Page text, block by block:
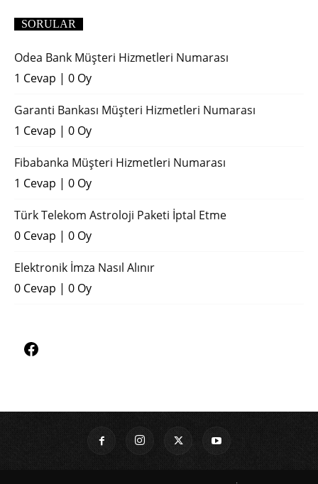
SORULAR
Odea Bank Müşteri Hizmetleri Numarası
1 Cevap | 0 Oy
Garanti Bankası Müşteri Hizmetleri Numarası
1 Cevap | 0 Oy
Fibabanka Müşteri Hizmetleri Numarası
1 Cevap | 0 Oy
Türk Telekom Astroloji Paketi İptal Etme
0 Cevap | 0 Oy
Elektronik İmza Nasıl Alınır
0 Cevap | 0 Oy